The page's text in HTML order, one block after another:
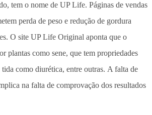
tem o nome de UP Life. Páginas de vendas
perda de peso e redução de gordura
O site UP Life Original aponta que o
plantas como sene, que tem propriedades
como diurética, entre outras. A falta de
na falta de comprovação dos resultados